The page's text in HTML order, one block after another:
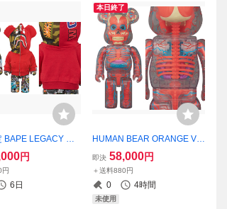
BAPE LEGACY CA
Red 400%ベア
/未使用
円
円
6日
本日終了
HUMAN BEAR ORANGE VA
RIANT ver. 400%ベアブリッ
ク/未開封
即決 58,000円
＋送料880円
0 4時間
未使用